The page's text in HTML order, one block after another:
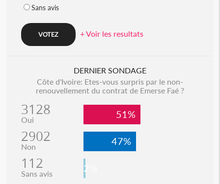
Sans avis
+ Voir les resultats
DERNIER SONDAGE
Côte d'Ivoire: Etes-vous surpris par le non-
renouvellement du contrat de Emerse Faé ?
3128
Oui 51%
2902
Non 47%
112
Sans avis 2%